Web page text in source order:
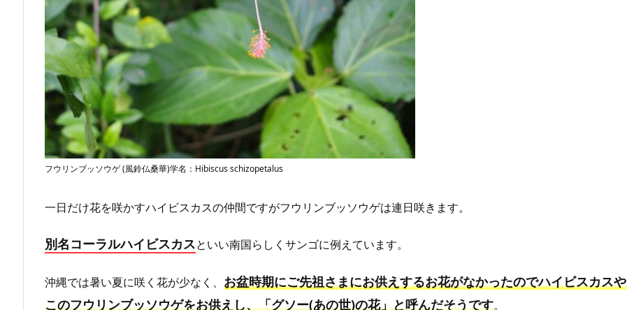
フウリンブッソウゲ (風鈴仏桑華)学名：Hibiscus schizopetalus
一日だけ花を咲かすハイビスカスの仲間ですがフウリンブッソウゲは連日咲きます。
別名コーラルハイビスカスといい南国らしくサンゴに例えています。
沖縄では暑い夏に咲く花が少なく、 お盆時期にご先祖さまにお供えするお花がなかったのでハイビスカスや
このフウリンブッソウゲをお供えし、「グソー(あの世)の花」と呼んだそうです。